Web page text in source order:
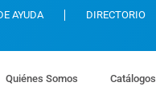
AYUDA DIRECTORIO
Quiénes Somos Catálogos